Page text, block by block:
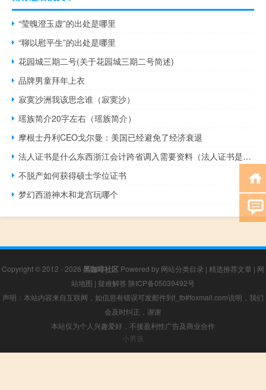
“莹魄澄玉虚”的出处是哪里
“聊以慰平生”的出处是哪里
花园城三期二号(关于花园城三期二号简述)
品牌男童拜年上衣
寂寞沙洲我该思念谁（寂寞沙）
瑶族简介20字左右（瑶族简介）
摩根士丹利CEO戈尔曼：美国已经避免了经济衰退
法人证书是什么东西浙江会计跨省调入需要资料（法人证书是什么）
不脱产如何获得硕士学位证书
梦幻西游神木和龙宫玩哪个
Copyright © 2012 - 2026 黑咖啡社区 Powered by 网站分类目录 | 精选推荐文章 | 网
站地图 | 疑难解答 陕ICP备05039492号
声明：本站内容来自互联网，如信息有错误可发邮件到f_fb#foxmail.com说明，我们
会及时纠正，谢谢
本站仅为个人兴趣爱好，不接盈利性广告及商业合作
小男孩